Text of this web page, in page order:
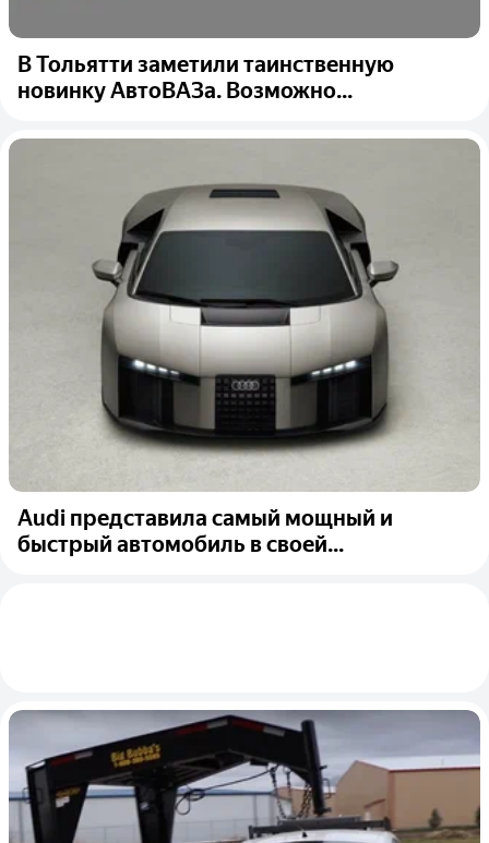
В Тольятти заметили таинственную
новинку АвтоВАЗа. Возможно...
Audi представила самый мощный и
быстрый автомобиль в своей...